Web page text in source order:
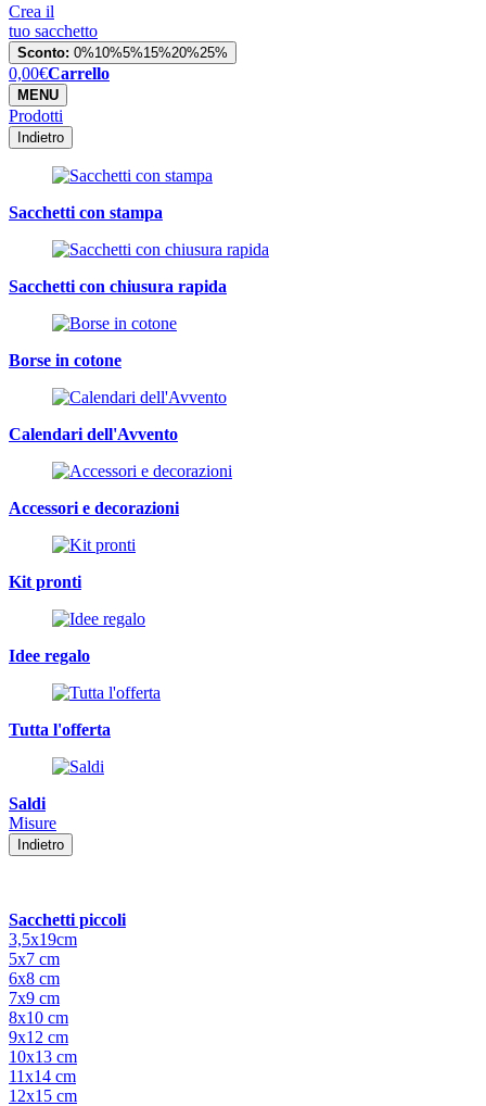
Crea il
tuo sacchetto
Sconto: 0%10%5%15%20%25%
0,00€Carrello
MENU
Prodotti
Indietro
Sacchetti con stampa
Sacchetti con chiusura rapida
Borse in cotone
Calendari dell'Avvento
Accessori e decorazioni
Kit pronti
Idee regalo
Tutta l'offerta
Saldi
Misure
Indietro
Sacchetti piccoli
3,5x19cm
5x7 cm
6x8 cm
7x9 cm
8x10 cm
9x12 cm
10x13 cm
11x14 cm
12x15 cm